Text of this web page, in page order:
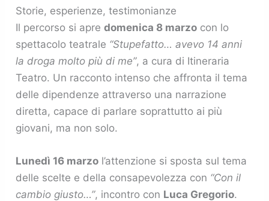
Storie, esperienze, testimonianze
Il percorso si apredomenica 8 marzo con lo
spettacolo teatrale “Stupefatto… avevo 14 anni
la droga molto più di me”, a cura di Itineraria
Teatro. Un racconto intenso che affronta il tema
delle dipendenze attraverso una narrazione
diretta, capace di parlare soprattutto ai più
giovani, ma non solo.
Lunedì 16 marzo l’attenzione si sposta sul tema
delle scelte e della consapevolezza con “Con il
cambio giusto…”, incontro con Luca Gregorio.